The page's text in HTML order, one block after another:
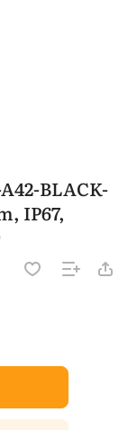
BLACK-
IP67,